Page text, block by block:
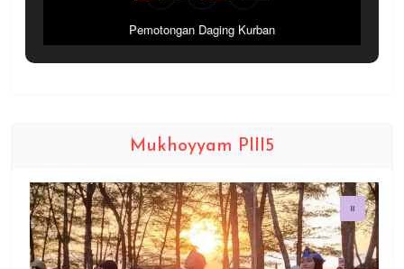
Pemotongan Daging Kurban
Mukhoyyam PIII5